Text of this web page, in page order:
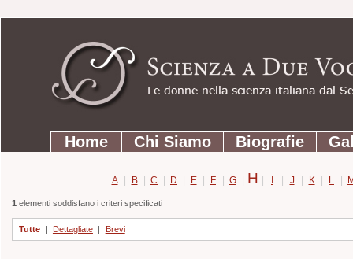
contenuti.
Strumenti
personali
SezioniHome Chi Siamo Biografie
A | B | C | D | E | F | G | H | I | J | K | L |
1elementi soddisfano i criteri specificati
Tutte | Dettagliate | Brevi